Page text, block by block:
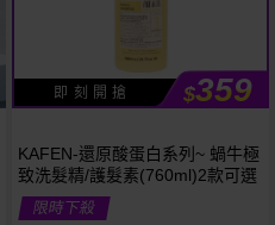
即 刻 開 搶 $359
KAFEN-還原酸蛋白系列~ 蝸牛極
致洗髮精/護髮素(760ml)2款可選
限時下殺